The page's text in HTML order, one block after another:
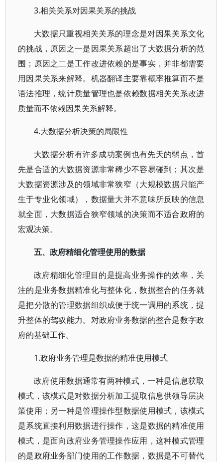
3.相关关系对因果关系的挑战
大数据只重视相关关系的理念是对因果关系文化
的挑战，原因之一是因果关系超出了大数据分析的范
围；原因之二是工作改进依赖的是事实，并非都需要
用因果关系来解释。机器翻译主要靠概率推算而不是
语法推理，统计质量管理也是依赖数据相关关系改进
质量而不依赖因果关系解释。
4.大数据分析决策的局限性
大数据分析有许多成功案例也有先天的弱点，首
先是合适的大数据资源非常稀少不容易碰到；其次是
大数据资源涉及的领域非常狭窄（大规模数据只能产
生于专业化领域），数据量大并不意味所反映的信息
就全面，大数据适合狭窄领域的决策而不适合政府的
宏观决策。
五、政府精细化管理使用的数据
政府精细化管理目的是提高业务操作的效率，关
注的是业务数据精准化与整体化，数据整合的任务就
是把分散的管理数据组织成便于统一调用的系统，提
升整体的驾驭能力。对政府业务数据的整合是数字政
府的基础工作。
1.政府业务管理是数据的精准使用模式
政府使用数据通常有两种模式，一种是信息获取
模式，该模式是对数据分析加工提取信息供领导层决
策使用；另一种是管理操作型数据使用模式，该模式
是系统直接利用数据进行操作，这是数据的精准使用
模式，是面向政府业务管理操作应用，这种模式管理
的是政府业务部门使用的工作数据，数据是不可替代